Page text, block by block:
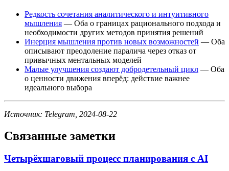
Редкость сочетания аналитического и интуитивного
мышления — Оба о границах рационального подхода и
необходимости других методов принятия решений
Инерция мышления против новых возможностей — Оба
описывают преодоление паралича через отказ от
привычных ментальных моделей
Малые улучшения создают добродетельный цикл — Оба
о ценности движения вперёд: действие важнее
идеального выбора
Источник: Telegram, 2024-08-22
Связанные заметки
Четырёхшаговый процесс планирования с AI